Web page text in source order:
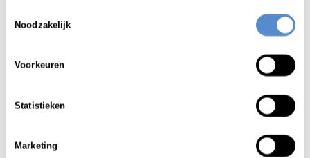
Noodzakelijk
Voorkeuren
Statistieken
Marketing
あずき
azukibonenpap (rijstepap met azukibonen)